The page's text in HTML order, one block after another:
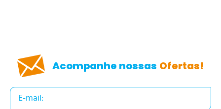
Acompanhe nossas Ofertas!